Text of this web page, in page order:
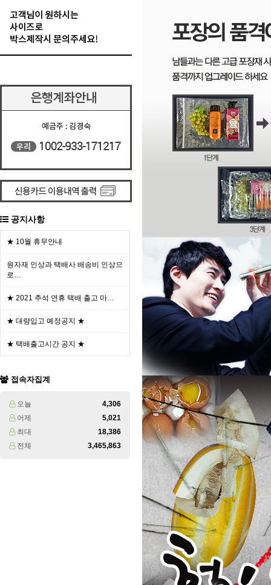
공지사항
★ 10월 휴무안내
원자재 인상과 택배사 배송비 인상으
로…
★ 2021 추석 연휴 택배 출고 마…
★ 대량입고 예정공지 ★
★ 택배출고시간 공지 ★
접속자집계
오늘
4,306
어제
5,021
최대
18,386
전체
3,465,863